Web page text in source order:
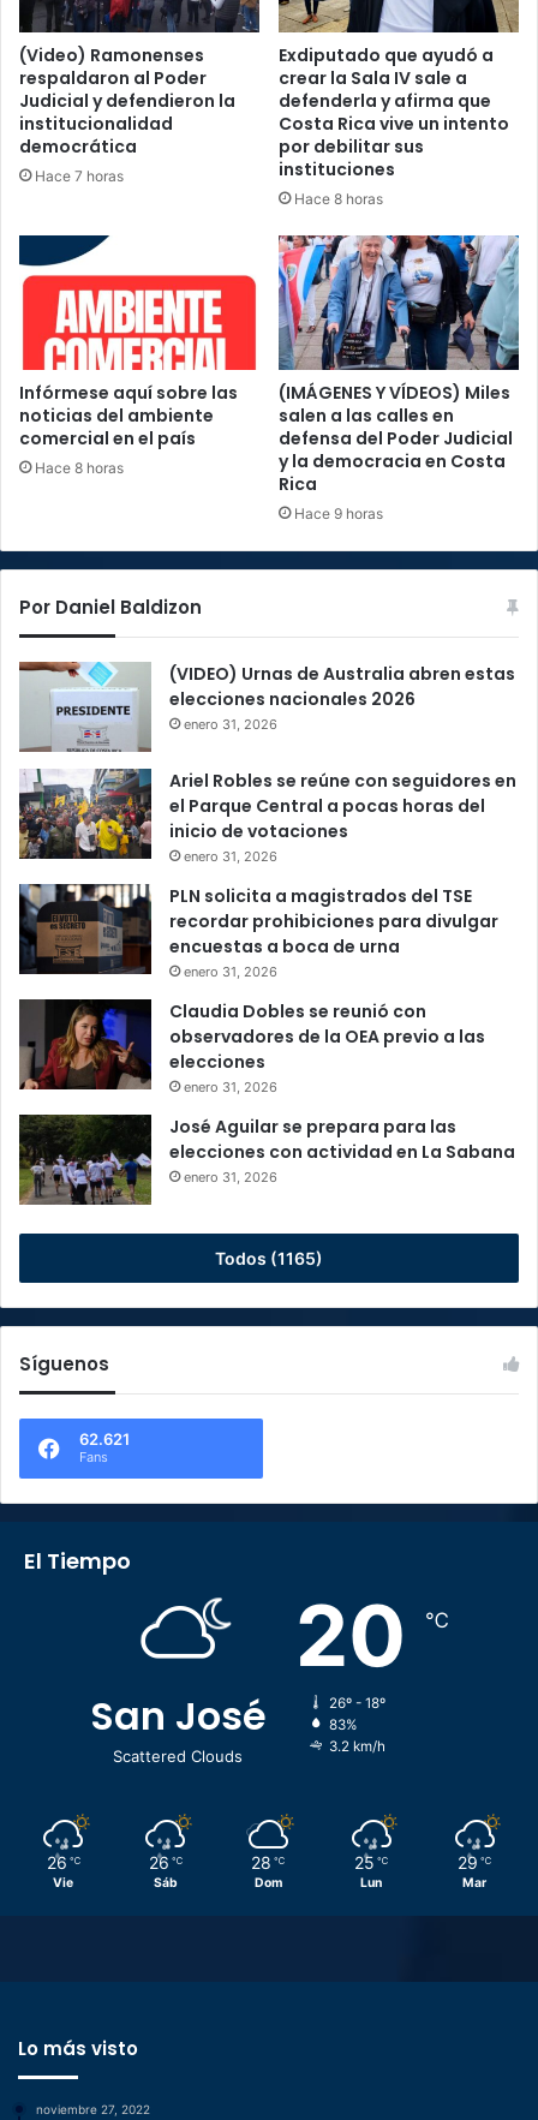
(Video) Ramonenses
respaldaron al Poder
Judicial y defendieron la
institucionalidad
democrática
Hace 7 horas
Exdiputado que ayudó a
crear la Sala IV sale a
defenderla y afirma que
Costa Rica vive un intento
por debilitar sus
instituciones
Hace 8 horas
Infórmese aquí sobre las
noticias del ambiente
comercial en el país
Hace 8 horas
(IMÁGENES Y VÍDEOS) Miles
salen a las calles en
defensa del Poder Judicial
y la democracia en Costa
Rica
Hace 9 horas
Por Daniel Baldizon
(VIDEO) Urnas de Australia abren estas
elecciones nacionales 2026
enero 31, 2026
Ariel Robles se reúne con seguidores en
el Parque Central a pocas horas del
inicio de votaciones
enero 31, 2026
PLN solicita a magistrados del TSE
recordar prohibiciones para divulgar
encuestas a boca de urna
enero 31, 2026
Claudia Dobles se reunió con
observadores de la OEA previo a las
elecciones
enero 31, 2026
José Aguilar se prepara para las
elecciones con actividad en La Sabana
enero 31, 2026
Todos (1165)
Síguenos
62.621
Fans
El Tiempo
San José
Scattered Clouds
20 ℃
26º - 18º
83%
3.2 km/h
26 ℃
Vie
26 ℃
Sáb
28 ℃
Dom
25 ℃
Lun
29 ℃
Mar
Lo más visto
noviembre 27, 2022